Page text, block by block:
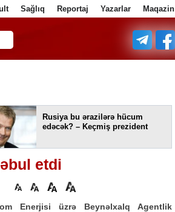
Sağlıq Reportaj Yazarlar Maqazin
Rusiya bu ərazilərə hücum
edəcək? – Keçmiş prezident
etdi
Enerjisi üzrə Beynəlxalq Agentlik